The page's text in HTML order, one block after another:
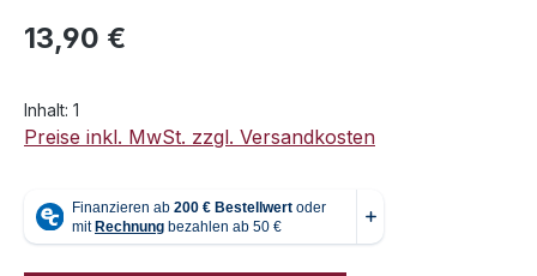
Regulärer Preis:
13,90 €
Inhalt: 1
Preise inkl. MwSt. zzgl. Versandkosten